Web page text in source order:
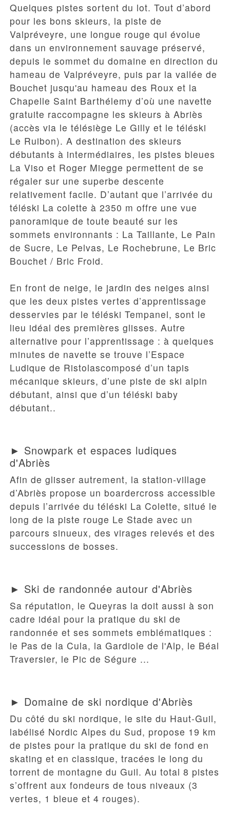
Quelques pistes sortent du lot. Tout d’abord
pour les bons skieurs, la piste de
Valpréveyre, une longue rouge qui évolue
dans un environnement sauvage préservé,
depuis le sommet du domaine en direction du
hameau de Valpréveyre, puis par la vallée de
Bouchet jusqu'au hameau des Roux et la
Chapelle Saint Barthélemy d’où une navette
gratuite raccompagne les skieurs à Abriès
(accès via le télésiège Le Gilly et le téléski
Le Ruibon). A destination des skieurs
débutants à intermédiaires, les pistes bleues
La Viso et Roger Miegge permettent de se
régaler sur une superbe descente
relativement facile. D’autant que l’arrivée du
téléski La colette à 2350 m offre une vue
panoramique de toute beauté sur les
sommets environnants : La Taillante, Le Pain
de Sucre, Le Pelvas, Le Rochebrune, Le Bric
Bouchet / Bric Froid.
En front de neige, le jardin des neiges ainsi
que les deux pistes vertes d’apprentissage
desservies par le téléski Tempanel, sont le
lieu idéal des premières glisses. Autre
alternative pour l’apprentissage : à quelques
minutes de navette se trouve l’Espace
Ludique de Ristolascomposé d’un tapis
mécanique skieurs, d’une piste de ski alpin
débutant, ainsi que d’un téléski baby
débutant..
► Snowpark et espaces ludiques
d'Abriès
Afin de glisser autrement, la station-village
d’Abriès propose un boardercross accessible
depuis l’arrivée du téléski La Colette, situé le
long de la piste rouge Le Stade avec un
parcours sinueux, des virages relevés et des
successions de bosses.
► Ski de randonnée autour d'Abriès
Sa réputation, le Queyras la doit aussi à son
cadre idéal pour la pratique du ski de
randonnée et ses sommets emblématiques :
le Pas de la Cula, la Gardiole de l'Alp, le Béal
Traversier, le Pic de Ségure ...
► Domaine de ski nordique d'Abriès
Du côté du ski nordique, le site du Haut-Guil,
labélisé Nordic Alpes du Sud, propose 19 km
de pistes pour la pratique du ski de fond en
skating et en classique, tracées le long du
torrent de montagne du Guil. Au total 8 pistes
s’offrent aux fondeurs de tous niveaux (3
vertes, 1 bleue et 4 rouges).